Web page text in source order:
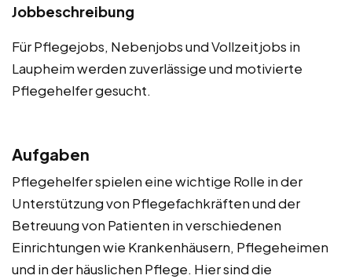
Jobbeschreibung
Für Pflegejobs, Nebenjobs und Vollzeitjobs in
Laupheim werden zuverlässige und motivierte
Pflegehelfer gesucht.
Aufgaben
Pflegehelfer spielen eine wichtige Rolle in der
Unterstützung von Pflegefachkräften und der
Betreuung von Patienten in verschiedenen
Einrichtungen wie Krankenhäusern, Pflegeheimen
und in der häuslichen Pflege. Hier sind die